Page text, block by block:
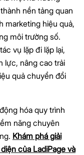
nền tảng quan
marketing hiệu quả,
môi trường số.
vụ lặp đi lặp lại,
lực, nâng cao trải
quả chuyển đổi
hóa quy trình
năng chuyên
Khám phá giải
của LadiPage và